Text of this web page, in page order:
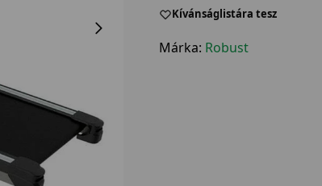
Kívánságlistára tesz
Márka: Robust